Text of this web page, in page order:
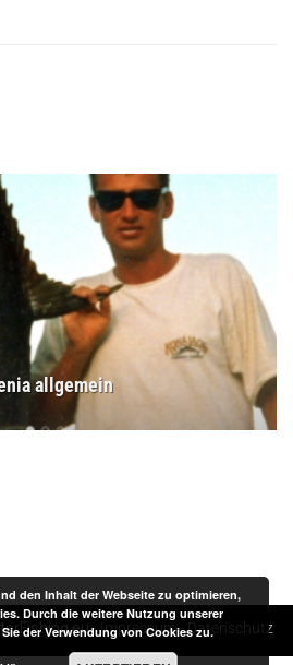
allgemein
-Impressum-Datenschutz
den Inhalt der Webseite zu optimieren,
Durch die weitere Nutzung unserer
der Verwendung von Cookies zu.